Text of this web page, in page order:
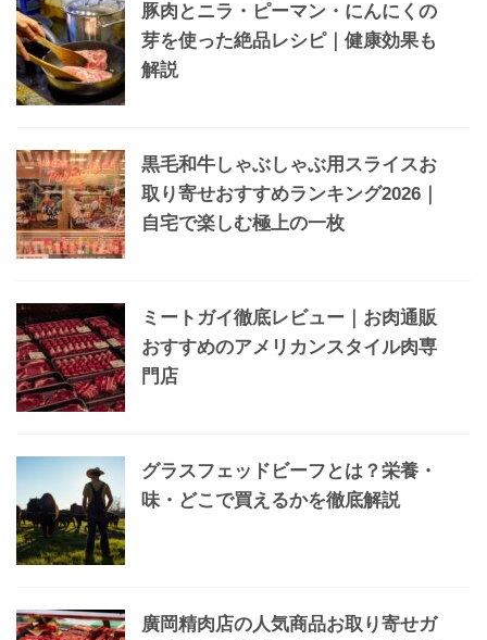
豚肉とニラ・ピーマン・にんにくの
芽を使った絶品レシピ｜健康効果も
解説
黒毛和牛しゃぶしゃぶ用スライスお
取り寄せおすすめランキング2026｜
自宅で楽しむ極上の一枚
ミートガイ徹底レビュー｜お肉通販
おすすめのアメリカンスタイル肉専
門店
グラスフェッドビーフとは？栄養・
味・どこで買えるかを徹底解説
廣岡精肉店の人気商品お取り寄せガ